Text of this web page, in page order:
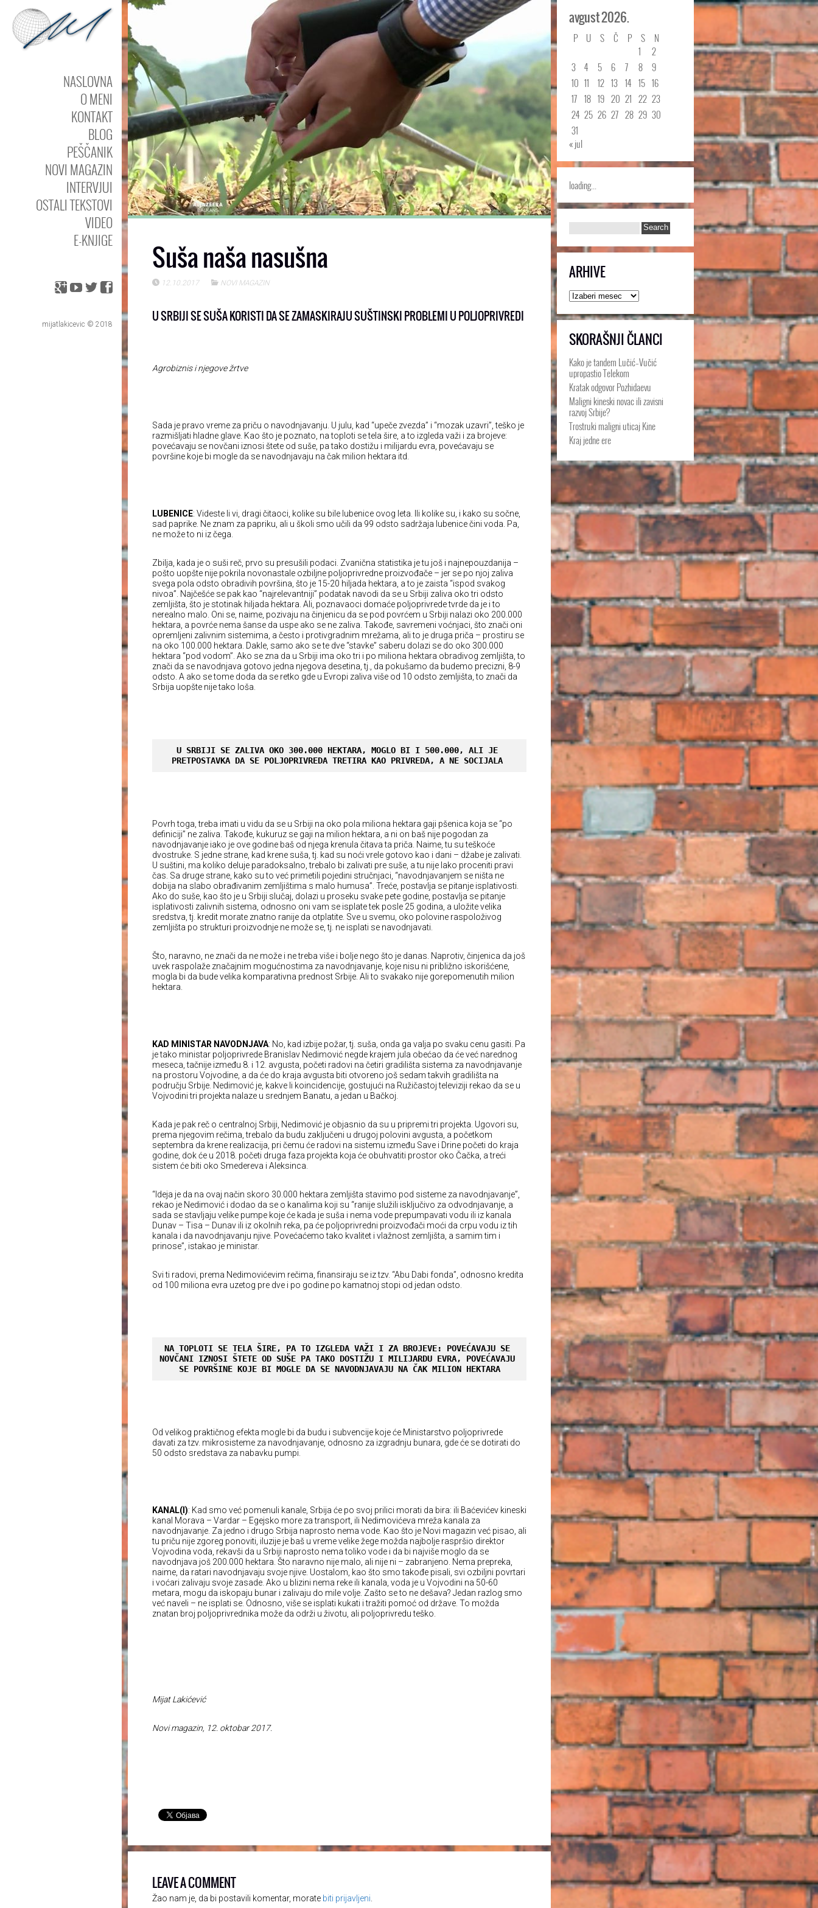
NASLOVNA
O MENI
KONTAKT
BLOG
PEŠČANIK
NOVI MAGAZIN
INTERVJUI
OSTALI TEKSTOVI
VIDEO
E-KNJIGE
mijatlakicevic © 2018
Suša naša nasušna
12.10.2017 NOVI MAGAZIN
U SRBIJI SE SUŠA KORISTI DA SE ZAMASKIRAJU SUŠTINSKI PROBLEMI U POLJOPRIVREDI
Agrobiznis i njegove žrtve
Sada je pravo vreme za priču o navodnjavanju. U julu, kad “upeče zvezda” i “mozak uzavri”, teško je
razmišljati hladne glave. Kao što je poznato, na toploti se tela šire, a to izgleda važi i za brojeve:
povećavaju se novčani iznosi štete od suše, pa tako dostižu i milijardu evra, povećavaju se
površine koje bi mogle da se navodnjavaju na čak milion hektara itd.
LUBENICE: Videste li vi, dragi čitaoci, kolike su bile lubenice ovog leta. Ili kolike su, i kako su sočne,
sad paprike. Ne znam za papriku, ali u školi smo učili da 99 odsto sadržaja lubenice čini voda. Pa,
ne može to ni iz čega.
Zbilja, kada je o suši reč, prvo su presušili podaci. Zvanična statistika je tu još i najnepouzdanija –
pošto uopšte nije pokrila novonastale ozbiljne poljoprivredne proizvođače – jer se po njoj zaliva
svega pola odsto obradivih površina, što je 15-20 hiljada hektara, a to je zaista “ispod svakog
nivoa”. Najčešće se pak kao “najrelevantniji” podatak navodi da se u Srbiji zaliva oko tri odsto
zemljišta, što je stotinak hiljada hektara. Ali, poznavaoci domaće poljoprivrede tvrde da je i to
nerealno malo. Oni se, naime, pozivaju na činjenicu da se pod povrćem u Srbiji nalazi oko 200.000
hektara, a povrće nema šanse da uspe ako se ne zaliva. Takođe, savremeni voćnjaci, što znači oni
opremljeni zalivnim sistemima, a često i protivgradnim mrežama, ali to je druga priča – prostiru se
na oko 100.000 hektara. Dakle, samo ako se te dve “stavke” saberu dolazi se do oko 300.000
hektara “pod vodom”. Ako se zna da u Srbiji ima oko tri i po miliona hektara obradivog zemljišta, to
znači da se navodnjava gotovo jedna njegova desetina, tj., da pokušamo da budemo precizni, 8-9
odsto. A ako se tome doda da se retko gde u Evropi zaliva više od 10 odsto zemljišta, to znači da
Srbija uopšte nije tako loša.
U SRBIJI SE ZALIVA OKO 300.000 HEKTARA, MOGLO BI I 500.000, ALI JE
PRETPOSTAVKA DA SE POLJOPRIVREDA TRETIRA KAO PRIVREDA, A NE SOCIJALA
Povrh toga, treba imati u vidu da se u Srbiji na oko pola miliona hektara gaji pšenica koja se “po
definiciji” ne zaliva. Takođe, kukuruz se gaji na milion hektara, a ni on baš nije pogodan za
navodnjavanje iako je ove godine baš od njega krenula čitava ta priča. Naime, tu su teškoće
dvostruke. S jedne strane, kad krene suša, tj. kad su noći vrele gotovo kao i dani – džabe je zalivati.
U suštini, ma koliko deluje paradoksalno, trebalo bi zalivati pre suše, a tu nije lako proceniti pravi
čas. Sa druge strane, kako su to već primetili pojedini stručnjaci, “navodnjavanjem se ništa ne
dobija na slabo obrađivanim zemljištima s malo humusa”. Treće, postavlja se pitanje isplativosti.
Ako do suše, kao što je u Srbiji slučaj, dolazi u proseku svake pete godine, postavlja se pitanje
isplativosti zalivnih sistema, odnosno oni vam se isplate tek posle 25 godina, a uložite velika
sredstva, tj. kredit morate znatno ranije da otplatite. Sve u svemu, oko polovine raspoloživog
zemljišta po strukturi proizvodnje ne može se, tj. ne isplati se navodnjavati.
Što, naravno, ne znači da ne može i ne treba više i bolje nego što je danas. Naprotiv, činjenica da još
uvek raspolaže značajnim mogućnostima za navodnjavanje, koje nisu ni približno iskorišćene,
mogla bi da bude velika komparativna prednost Srbije. Ali to svakako nije gorepomenutih milion
hektara.
KAD MINISTAR NAVODNJAVA: No, kad izbije požar, tj. suša, onda ga valja po svaku cenu gasiti. Pa
je tako ministar poljoprivrede Branislav Nedimović negde krajem jula obećao da će već narednog
meseca, tačnije između 8. i 12. avgusta, početi radovi na četiri gradilišta sistema za navodnjavanje
na prostoru Vojvodine, a da će do kraja avgusta biti otvoreno još sedam takvih gradilišta na
području Srbije. Nedimović je, kakve li koincidencije, gostujući na Ružičastoj televiziji rekao da se u
Vojvodini tri projekta nalaze u srednjem Banatu, a jedan u Bačkoj.
Kada je pak reč o centralnoj Srbiji, Nedimović je objasnio da su u pripremi tri projekta. Ugovori su,
prema njegovim rečima, trebalo da budu zaključeni u drugoj polovini avgusta, a početkom
septembra da krene realizacija, pri čemu će radovi na sistemu između Save i Drine početi do kraja
godine, dok će u 2018. početi druga faza projekta koja će obuhvatiti prostor oko Čačka, a treći
sistem će biti oko Smedereva i Aleksinca.
“Ideja je da na ovaj način skoro 30.000 hektara zemljišta stavimo pod sisteme za navodnjavanje”,
rekao je Nedimović i dodao da se o kanalima koji su “ranije služili isključivo za odvodnjavanje, a
sada se stavljaju velike pumpe koje će kada je suša i nema vode prepumpavati vodu ili iz kanala
Dunav – Tisa – Dunav ili iz okolnih reka, pa će poljoprivredni proizvođači moći da crpu vodu iz tih
kanala i da navodnjavanju njive. Povećaćemo tako kvalitet i vlažnost zemljišta, a samim tim i
prinose”, istakao je ministar.
Svi ti radovi, prema Nedimovićevim rečima, finansiraju se iz tzv. “Abu Dabi fonda”, odnosno kredita
od 100 miliona evra uzetog pre dve i po godine po kamatnoj stopi od jedan odsto.
NA TOPLOTI SE TELA ŠIRE, PA TO IZGLEDA VAŽI I ZA BROJEVE: POVEĆAVAJU SE
NOVČANI IZNOSI ŠTETE OD SUŠE PA TAKO DOSTIŽU I MILIJARDU EVRA, POVEĆAVAJU
SE POVRŠINE KOJE BI MOGLE DA SE NAVODNJAVAJU NA ČAK MILION HEKTARA
Od velikog praktičnog efekta mogle bi da budu i subvencije koje će Ministarstvo poljoprivrede
davati za tzv. mikrosisteme za navodnjavanje, odnosno za izgradnju bunara, gde će se dotirati do
50 odsto sredstava za nabavku pumpi.
KANAL(I): Kad smo već pomenuli kanale, Srbija će po svoj prilici morati da bira: ili Baćevićev kineski
kanal Morava – Vardar – Egejsko more za transport, ili Nedimovićeva mreža kanala za
navodnjavanje. Za jedno i drugo Srbija naprosto nema vode. Kao što je Novi magazin već pisao, ali
tu priču nije zgoreg ponoviti, iluzije je baš u vreme velike žege možda najbolje raspršio direktor
Vojvodina voda, rekavši da u Srbiji naprosto nema toliko vode i da bi najviše moglo da se
navodnjava još 200.000 hektara. Što naravno nije malo, ali nije ni – zabranjeno. Nema prepreka,
naime, da ratari navodnjavaju svoje njive. Uostalom, kao što smo takođe pisali, svi ozbiljni povrtari
i voćari zalivaju svoje zasade. Ako u blizini nema reke ili kanala, voda je u Vojvodini na 50-60
metara, mogu da iskopaju bunar i zalivaju do mile volje. Zašto se to ne dešava? Jedan razlog smo
već naveli – ne isplati se. Odnosno, više se isplati kukati i tražiti pomoć od države. To možda
znatan broj poljoprivrednika može da održi u životu, ali poljoprivredu teško.
Mijat Lakićević
Novi magazin, 12. oktobar 2017.
LEAVE A COMMENT
Žao nam je, da bi postavili komentar, morate biti prijavljeni
avgust 2026.
P U S Č P S
N
1
2
3
4 5 6 7 8
9
10 11 12 13 14 15 16
17 18 19 20 21 22 23
24 25 26 27 28 29 30
31
« jul
loading...
ARHIVE
Arhive
SKORAŠNJI ČLANCI
Kako je tandem Lučić–Vučić
upropastio Telekom
Kratak odgovor Pozhidaevu
Maligni kineski novac ili zavisni
razvoj Srbije?
Trostruki maligni uticaj Kine
Kraj jedne ere